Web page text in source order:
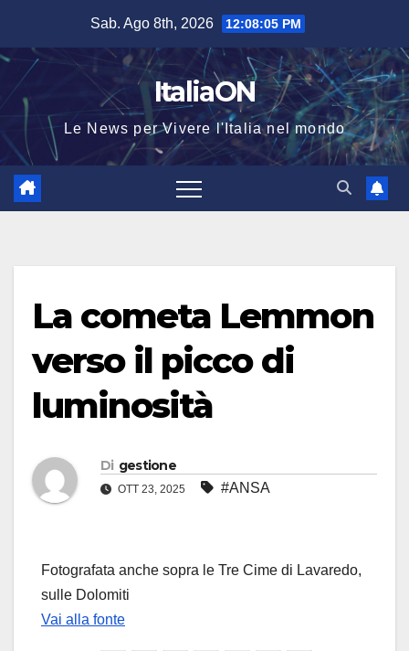
contenuto
Sab. Ago 8th, 2026 12:08:06 PM
ItaliaON
Le News per Vivere l'Italia nel mondo
La cometa Lemmon
verso il picco di
luminosità
Di gestione
OTT 23, 2025 #ANSA
Fotografata anche sopra le Tre Cime di Lavaredo,
sulle Dolomiti
Vai alla fonte